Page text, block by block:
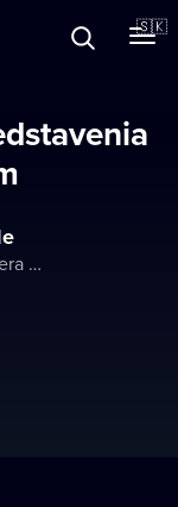
🇸🇰
National Academic Opera and Ballet Theater of Ukraine